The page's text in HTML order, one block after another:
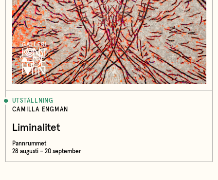
UTSTÄLLNING
CAMILLA ENGMAN
Liminalitet
Pannrummet
28 augusti – 20 september